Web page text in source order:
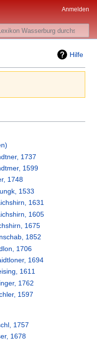
Hilfe
1737
1599
1748
1533
1631
1605
1675
1852
1706
1694
1611
1762
1597
1757
1678
Anmelden